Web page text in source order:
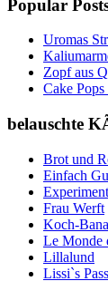
Popular
Uromas
Zopf aus
Cake
belauschte
Brot und
Einfach
Frau Werft
Koch-
Le Monde
Lillalund
Lissi`s